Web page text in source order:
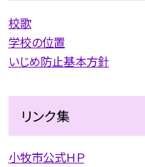
校歌
学校の位置
いじめ防止基本方針
リンク集
小牧市公式ＨＰ